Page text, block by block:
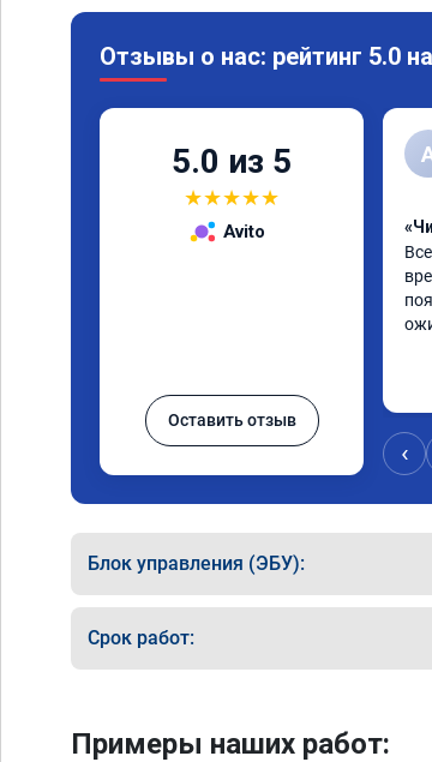
Отзывы о нас: рейтинг 5.0
5.0 из 5
★★★★★
Avito
Оставить отзыв
‹
Блок управления (ЭБУ):
Срок работ:
Примеры наших работ: